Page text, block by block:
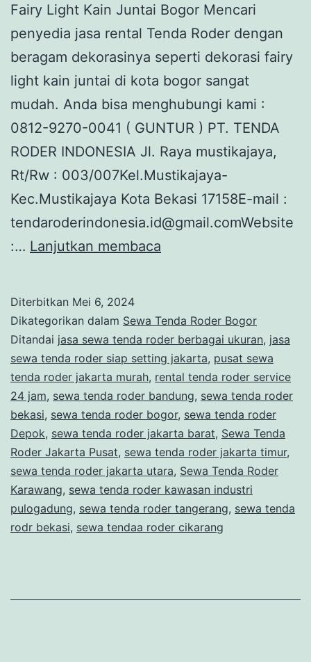
Fairy Light Kain Juntai Bogor Mencari
penyedia jasa rental Tenda Roder dengan
beragam dekorasinya seperti dekorasi fairy
light kain juntai di kota bogor sangat
mudah. Anda bisa menghubungi kami :
0812-9270-0041 ( GUNTUR ) PT. TENDA
RODER INDONESIA Jl. Raya mustikajaya,
Rt/Rw : 003/007Kel.Mustikajaya-
Kec.Mustikajaya Kota Bekasi 17158E-mail :
tendaroderindonesia.id@gmail.comWebsite
:… Lanjutkan membaca
RODER
DEKORASI
FAIRY
LIGHT
KAIN
JUNTAI
BOGOR
Diterbitkan Mei 6, 2024
Dikategorikan dalam Sewa Tenda Roder Bogor
Ditandai jasa sewa tenda roder berbagai ukuran, jasa
sewa tenda roder siap setting jakarta, pusat sewa
tenda roder jakarta murah, rental tenda roder service
24 jam, sewa tenda roder bandung, sewa tenda roder
bekasi, sewa tenda roder bogor, sewa tenda roder
Depok, sewa tenda roder jakarta barat, Sewa Tenda
Roder Jakarta Pusat, sewa tenda roder jakarta timur,
sewa tenda roder jakarta utara, Sewa Tenda Roder
Karawang, sewa tenda roder kawasan industri
pulogadung, sewa tenda roder tangerang, sewa tenda
rodr bekasi, sewa tendaa roder cikarang